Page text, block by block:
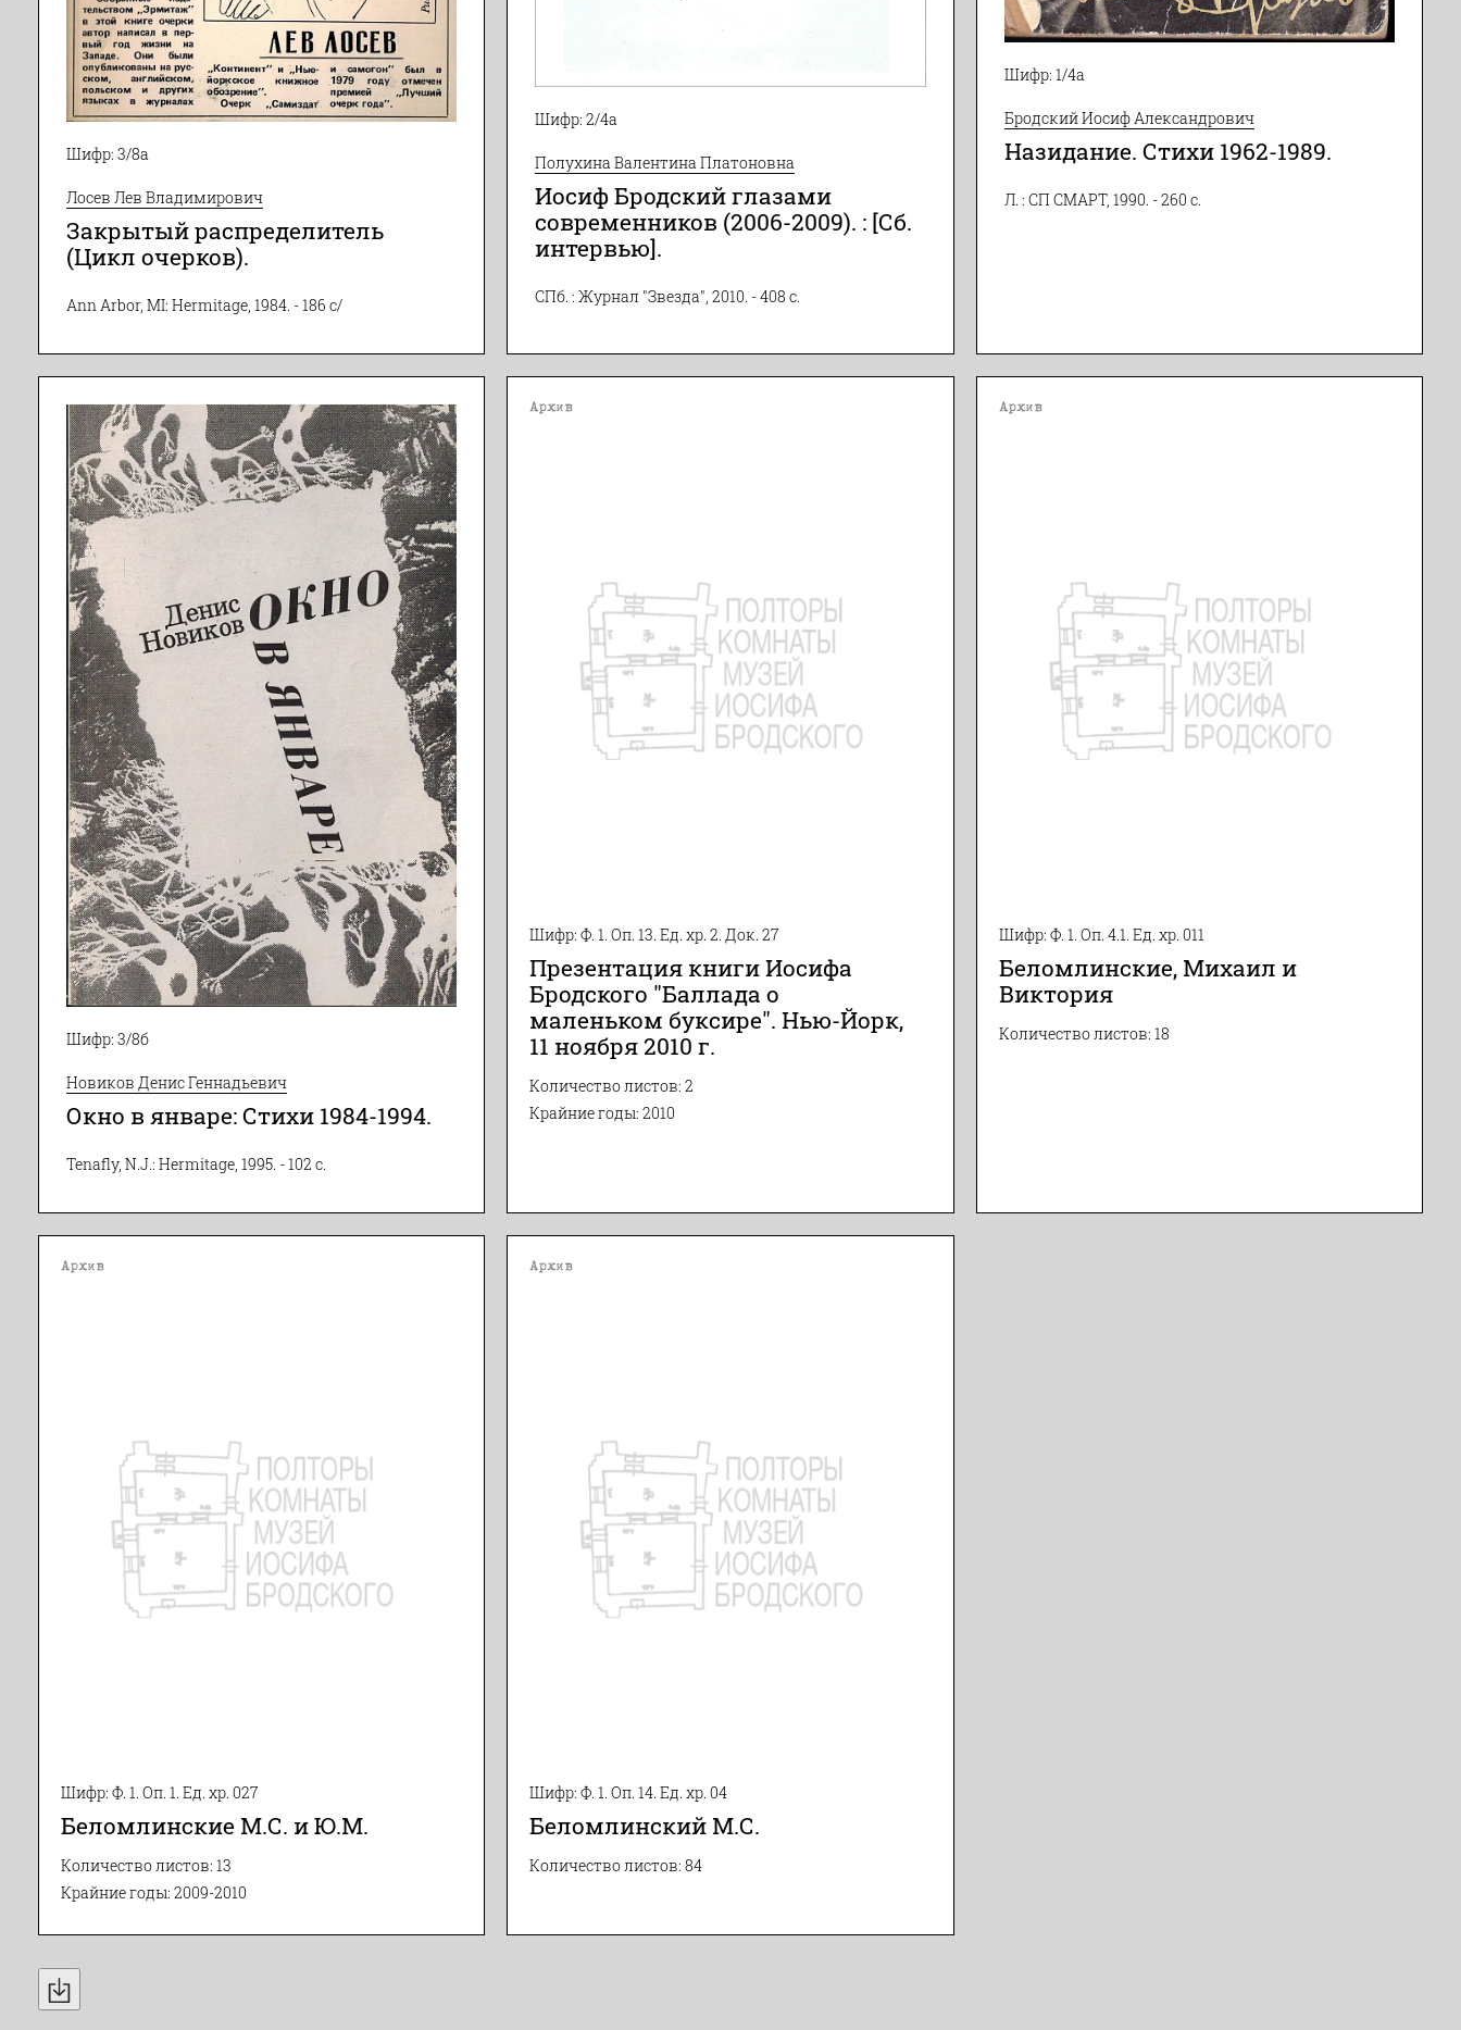
Шифр: 3/8а
Лосев Лев Владимирович
Закрытый распределитель
(Цикл очерков).
Ann Arbor, MI: Hermitage, 1984. - 186 c/
Шифр: 2/4а
Полухина Валентина Платоновна
Иосиф Бродский глазами
современников (2006-2009). : [Сб.
интервью].
СПб. : Журнал "Звезда", 2010. - 408 с.
Шифр: 1/4а
Бродский Иосиф Александрович
Назидание. Стихи 1962-1989.
Л. : СП СМАРТ, 1990. - 260 с.
Шифр: 3/8б
Новиков Денис Геннадьевич
Окно в январе: Стихи 1984-1994.
Tenafly, N.J.: Hermitage, 1995. - 102 с.
Архив
Шифр: Ф. 1. Оп. 13. Ед. хр. 2. Док. 27
Презентация книги Иосифа
Бродского "Баллада о
маленьком буксире". Нью-Йорк,
11 ноября 2010 г.
Количество листов: 2
Крайние годы: 2010
Архив
Шифр: Ф. 1. Оп. 4.1. Ед. хр. 011
Беломлинские, Михаил и
Виктория
Количество листов: 18
Архив
Шифр: Ф. 1. Оп. 1. Ед. хр. 027
Беломлинские М.С. и Ю.М.
Количество листов: 13
Крайние годы: 2009-2010
Архив
Шифр: Ф. 1. Оп. 14. Ед. хр. 04
Беломлинский М.С.
Количество листов: 84